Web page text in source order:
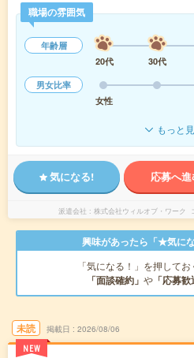
職場の雰囲気
年齢層
20代
30代
男女比率
女性
もっと
気になる! 応募へ
派遣会社 株式会社ウィルオブ・ワーク
興味があったら「★気に
「気になる！」を押して
「面談確約」 や 「応募歓
未読
NEW
掲載日 2026/08/06